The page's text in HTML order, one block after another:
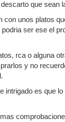
que sean
con unos platos
ser ese el
rca o alguna
y no
intrigado es que